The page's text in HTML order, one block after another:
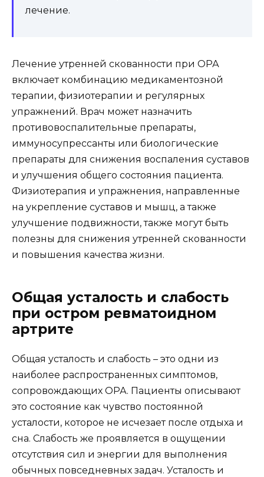
лечение.
Лечение утренней скованности при ОРА
включает комбинацию медикаментозной
терапии, физиотерапии и регулярных
упражнений. Врач может назначить
противовоспалительные препараты,
иммуносупрессанты или биологические
препараты для снижения воспаления суставов
и улучшения общего состояния пациента.
Физиотерапия и упражнения, направленные
на укрепление суставов и мышц, а также
улучшение подвижности, также могут быть
полезны для снижения утренней скованности
и повышения качества жизни.
Общая усталость и слабость
при остром ревматоидном
артрите
Общая усталость и слабость – это одни из
наиболее распространенных симптомов,
сопровождающих ОРА. Пациенты описывают
это состояние как чувство постоянной
усталости, которое не исчезает после отдыха и
сна. Слабость же проявляется в ощущении
отсутствия сил и энергии для выполнения
обычных повседневных задач. Усталость и